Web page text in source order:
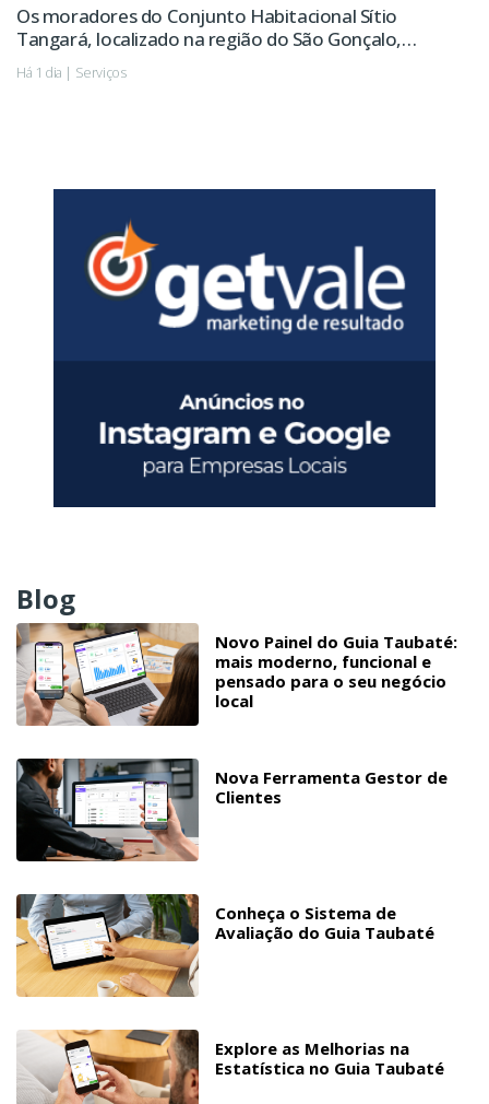
Os moradores do Conjunto Habitacional Sítio
Tangará, localizado na região do São Gonçalo,
passarão a contar em breve com uma área de lazer
revitalizada, com novo playground, pista de
Há 1 dia | Serviços
Blog
Novo Painel do Guia Taubaté:
mais moderno, funcional e
pensado para o seu negócio
local
Nova Ferramenta Gestor de
Clientes
Conheça o Sistema de
Avaliação do Guia Taubaté
Explore as Melhorias na
Estatística no Guia Taubaté